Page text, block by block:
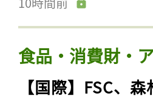
食品・消費財・
【国際】FSC、